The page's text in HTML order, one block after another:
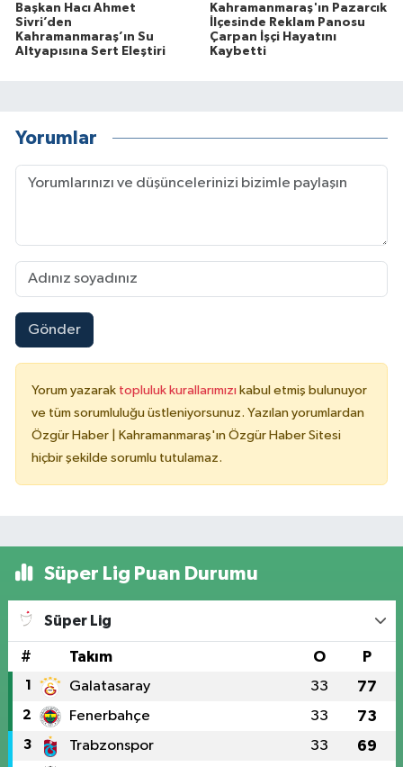
Başkan Hacı Ahmet
Sivri’den
Kahramanmaraş’ın Su
Altyapısına Sert Eleştiri
Kahramanmaraş'ın Pazarcık
İlçesinde Reklam Panosu
Çarpan İşçi Hayatını
Kaybetti
Yorumlar
Gönder
Yorum yazarak topluluk kurallarımızı kabul etmiş bulunuyor
ve tüm sorumluluğu üstleniyorsunuz. Yazılan yorumlardan
Özgür Haber | Kahramanmaraş'ın Özgür Haber Sitesi
hiçbir şekilde sorumlu tutulamaz.
Süper Lig Puan Durumu
Süper Lig
# Takım O P
1 Galatasaray 33 77
2 Fenerbahçe 33 73
3 Trabzonspor 33 69